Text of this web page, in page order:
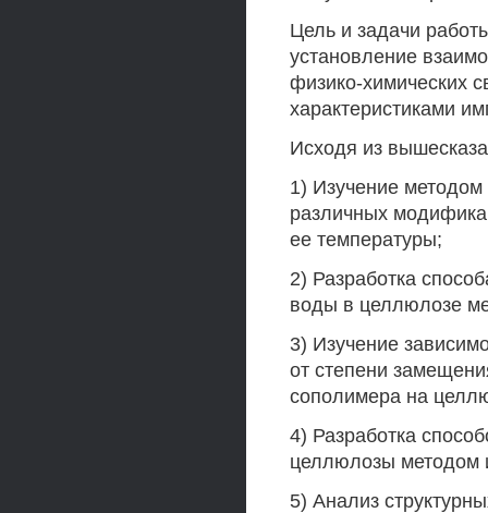
Цель и задачи
установление
физико-химических
характеристиками
Исходя из
1) Изучение
различных
ее температуры;
2) Разработка
воды в целлюлозе
3) Изучение
от степени
сополимера на
4) Разработка
целлюлозы методом
5) Анализ